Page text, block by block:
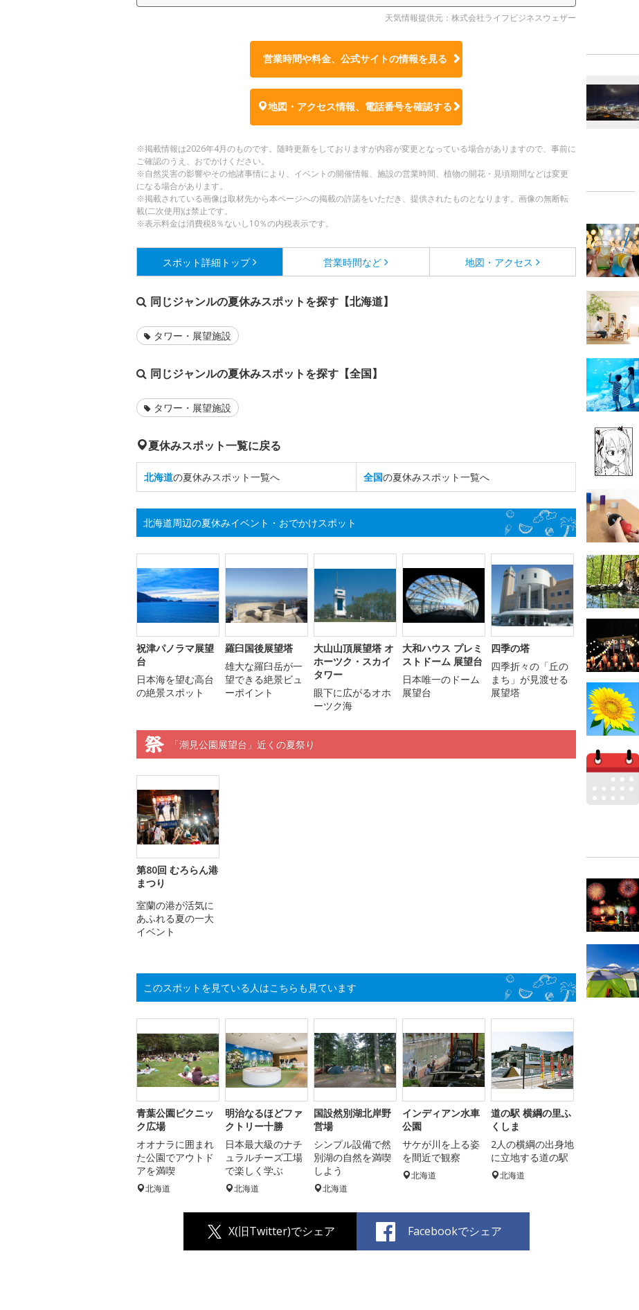
天気情報提供元：株式会社ライフビジネスウェザー
営業時間や料金、公式サイトの情報を見る
地図・アクセス情報、電話番号を確認する
※掲載情報は2026年4月のものです。随時更新をしておりますが内容が変更となっている場合がありますので、事前に
ご確認のうえ、おでかけください。
※自然災害の影響やその他諸事情により、イベントの開催情報、施設の営業時間、植物の開花・見頃期間などは変更
になる場合があります。
※掲載されている画像は取材先から本ページへの掲載の許諾をいただき、提供されたものとなります。画像の無断転
載(二次使用)は禁止です。
※表示料金は消費税8％ないし10％の内税表示です。
スポット詳細 トップ 営業時間など 地図・アクセス
同じジャンルの夏休みスポットを探す【北海道】
タワー・展望施設
同じジャンルの夏休みスポットを探す【全国】
タワー・展望施設
夏休みスポット一覧に戻る
北海道の夏休みスポット一覧へ 全国の夏休みスポット一覧へ
北海道周辺の夏休みイベント・おでかけスポット
祝津パノラマ展望
台
日本海を望む高台
の絶景スポット
羅臼国後展望塔
雄大な羅臼岳が一
望できる絶景ビュ
ーポイント
大山山頂展望塔 オ
ホーツク・スカイ
タワー
眼下に広がるオホ
ーツク海
大和ハウス プレミ
ストドーム 展望台
日本唯一のドーム
展望台
四季の塔
四季折々の「丘の
まち」が見渡せる
展望塔
「潮見公園展望台」近くの夏祭り
第80回 むろらん港
まつり
室蘭の港が活気に
あふれる夏の一大
イベント
このスポットを見ている人はこちらも見ています
青葉公園ピクニッ
ク広場
オオナラに囲まれ
た公園でアウトド
アを満喫
北海道
明治なるほどファ
クトリー十勝
日本最大級のナチ
ュラルチーズ工場
で楽しく学ぶ
北海道
国設然別湖北岸野
営場
シンプル設備で然
別湖の自然を満喫
しよう
北海道
インディアン水車
公園
サケが川を上る姿
を間近で観察
北海道
道の駅 横綱の里ふ
くしま
2人の横綱の出身地
に立地する道の駅
北海道
X(旧Twitter)でシェア Facebookでシェア